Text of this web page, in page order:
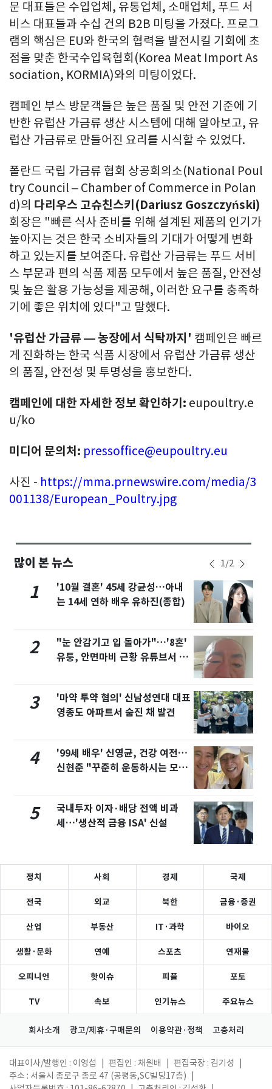
문 대표들은 수입업체, 유통업체, 소매업체, 푸드 서
비스 대표들과 수십 건의 B2B 미팅을 가졌다. 프로그
램의 핵심은 EU와 한국의 협력을 발전시킬 기회에 초
점을 맞춘 한국수입육협회(Korea Meat Import As
sociation, KORMIA)와의 미팅이었다.
캠페인 부스 방문객들은 높은 품질 및 안전 기준에 기
반한 유럽산 가금류 생산 시스템에 대해 알아보고, 유
럽산 가금류로 만들어진 요리를 시식할 수 있었다.
폴란드 국립 가금류 협회 상공회의소(National Poul
try Council – Chamber of Commerce in Polan
d)의 다리우스 고슈친스키 (Dariusz Goszczyński)
회장은 "빠른 식사 준비를 위해 설계된 제품의 인기가
높아지는 것은 한국 소비자들의 기대가 어떻게 변화
하고 있는지를 보여준다. 유럽산 가금류는 푸드 서비
스 부문과 편의 식품 제품 모두에서 높은 품질, 안전성
및 높은 활용 가능성을 제공해, 이러한 요구를 충족하
기에 좋은 위치에 있다"고 말했다.
'유럽산 가금류 — 농장에서 식탁까지' 캠페인은 빠르
게 진화하는 한국 식품 시장에서 유럽산 가금류 생산
의 품질, 안전성 및 투명성을 홍보한다.
캠페인에 대한 자세한 정보 확인하기: eupoultry.e
u/ko
미디어 문의처: pressoffice@eupoultry.eu
사진 - https://mma.prnewswire.com/media/3
001138/European_Poultry.jpg
많이 본 뉴스 1/2
1
'10월 결혼' 45세 강균성…아내
는 14세 연하 배우 유하진(종합)
2
"눈 안감기고 입 돌아가"…'8혼'
유퉁, 안면마비 근황 유튜브서 공
3
'마약 투약 혐의' 신남성연대 대표
영종도 아파트서 숨진 채 발견
4
'99세 배우' 신영균, 건강 여전…
신현준 "꾸준히 운동하시는 모습
5
국내투자 이자·배당 전액 비과
세…'생산적 금융 ISA' 신설
정치 사회 경제 국제
전국 외교 북한 금융·증권
산업 부동산 IT·과학 바이오
생활·문화 연예 스포츠 연재물
오피니언 핫이슈 피플 포토
TV 속보 인기뉴스 주요뉴스
회사소개 광고/제휴·구매문의 이용약관·정책 고충처리
대표이사/발행인 : 이영섭 편집인 : 채원배 편집국장 : 김기성
주소 : 서울시 종로구 종로 47 (공평동,SC빌딩17층)